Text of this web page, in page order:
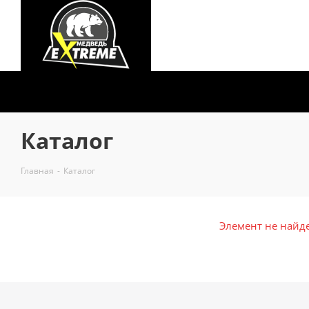
Каталог
Главная - Каталог
Элемент не